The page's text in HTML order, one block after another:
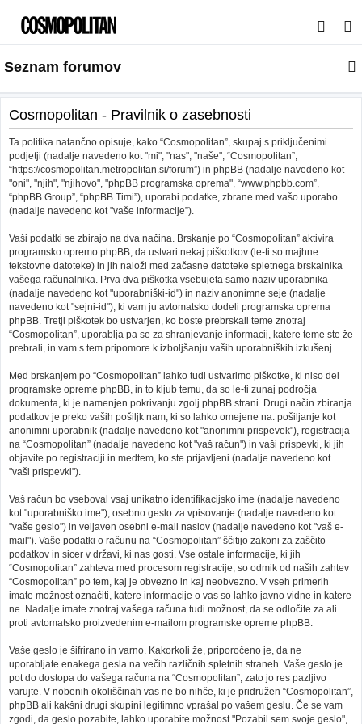
s
a
j
Seznam forumov
Cosmopolitan - Pravilnik o zasebnosti
Ta politika natančno opisuje, kako “Cosmopolitan”, skupaj s priključenimi
podjetji (nadalje navedeno kot "mi", "nas", "naše", “Cosmopolitan”,
“https://cosmopolitan.metropolitan.si/forum”) in phpBB (nadalje navedeno kot
"oni", "njih", "njihovo", "phpBB programska oprema", “www.phpbb.com”,
“phpBB Group”, “phpBB Timi”), uporabi podatke, zbrane med vašo uporabo
(nadalje navedeno kot "vaše informacije”).
Vaši podatki se zbirajo na dva načina. Brskanje po “Cosmopolitan” aktivira
programsko opremo phpBB, da ustvari nekaj piškotkov (le-ti so majhne
tekstovne datoteke) in jih naloži med začasne datoteke spletnega brskalnika
vašega računalnika. Prva dva piškotka vsebujeta samo naziv uporabnika
(nadalje navedeno kot "uporabniški-id") in naziv anonimne seje (nadalje
navedeno kot "sejni-id"), ki vam ju avtomatsko dodeli programska oprema
phpBB. Tretji piškotek bo ustvarjen, ko boste prebrskali teme znotraj
“Cosmopolitan”, uporablja pa se za shranjevanje informacij, katere teme ste že
prebrali, in vam s tem pripomore k izboljšanju vaših uporabniških izkušenj.
Med brskanjem po “Cosmopolitan” lahko tudi ustvarimo piškotke, ki niso del
programske opreme phpBB, in to kljub temu, da so le-ti zunaj področja
dokumenta, ki je namenjen pokrivanju zgolj phpBB strani. Drugi način zbiranja
podatkov je preko vaših pošiljk nam, ki so lahko omejene na: pošiljanje kot
anonimni uporabnik (nadalje navedeno kot "anonimni prispevek"), registracija
na “Cosmopolitan” (nadalje navedeno kot "vaš račun") in vaši prispevki, ki jih
objavite po registraciji in medtem, ko ste prijavljeni (nadalje navedeno kot
"vaši prispevki").
Vaš račun bo vseboval vsaj unikatno identifikacijsko ime (nadalje navedeno
kot "uporabniško ime"), osebno geslo za vpisovanje (nadalje navedeno kot
"vaše geslo") in veljaven osebni e-mail naslov (nadalje navedeno kot "vaš e-
mail"). Vaše podatki o računu na “Cosmopolitan” ščitijo zakoni za zaščito
podatkov in sicer v državi, ki nas gosti. Vse ostale informacije, ki jih
“Cosmopolitan” zahteva med procesom registracije, so odmik od naših zahtev
“Cosmopolitan” po tem, kaj je obvezno in kaj neobvezno. V vseh primerih
imate možnost označiti, katere informacije o vas so lahko javno vidne in katere
ne. Nadalje imate znotraj vašega računa tudi možnost, da se odločite za ali
proti avtomatsko proizvedenim e-mailom programske opreme phpBB.
Vaše geslo je šifrirano in varno. Kakorkoli že, priporočeno je, da ne
uporabljate enakega gesla na večih različnih spletnih straneh. Vaše geslo je
pot do dostopa do vašega računa na “Cosmopolitan”, zato jo res pazljivo
varujte. V nobenih okoliščinah vas ne bo nihče, ki je pridružen “Cosmopolitan”,
phpBB ali kakšni drugi skupini legitimno vprašal po vašem geslu. Če se vam
zgodi, da geslo pozabite, lahko uporabite možnost "Pozabil sem svoje geslo",